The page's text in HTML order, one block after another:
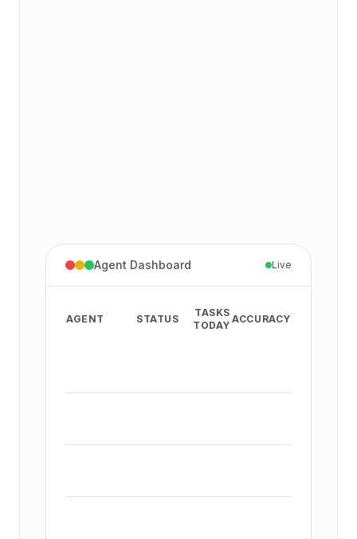
Agent Dashboard Live
AGENT STATUS
TASKS
TODAY
ACCURACY